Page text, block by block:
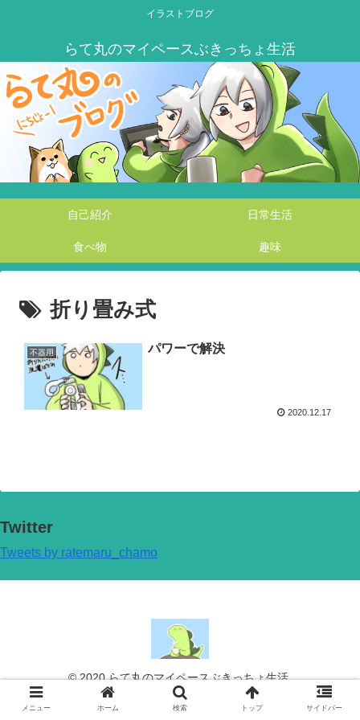
イラストブログ
自己紹介 日常生活
食べ物 趣味
折り畳み式
不器用 パワーで解決
2020.12.17
Twitter
Tweets by ratemaru_chamo
© 2020 らて丸のマイペースぶきっちょ生活.
メニュー ホーム 検索 トップ サイドバー